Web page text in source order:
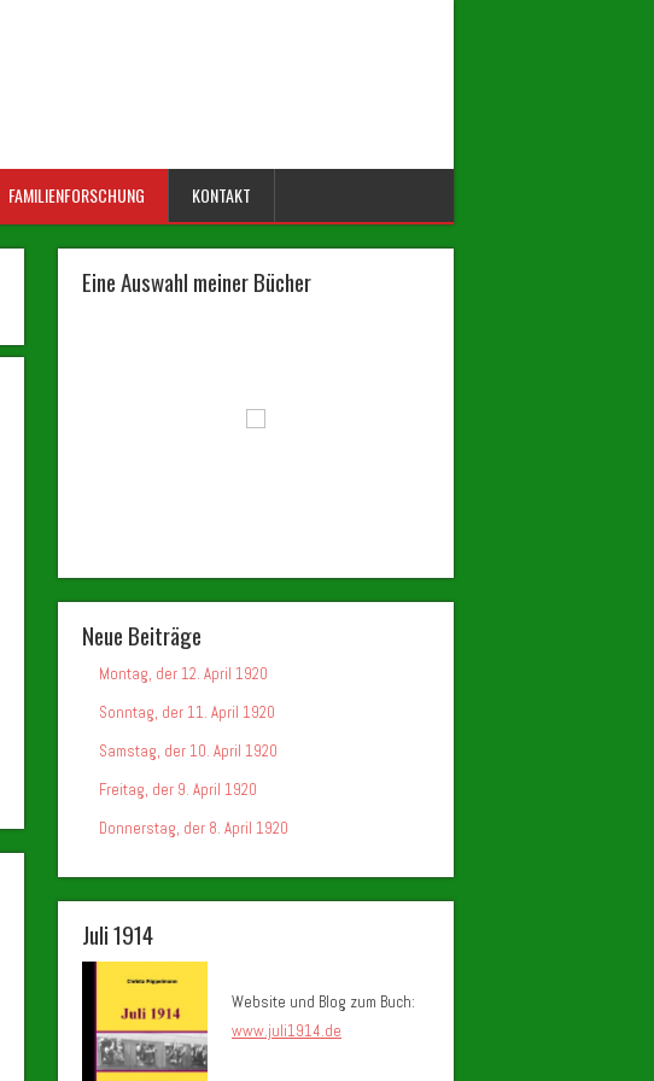
FAMILIENFORSCHUNG KONTAKT
Eine Auswahl meiner Bücher
Neue Beiträge
Montag, der 12. April 1920
Sonntag, der 11. April 1920
Samstag, der 10. April 1920
Freitag, der 9. April 1920
Donnerstag, der 8. April 1920
Juli 1914
Website und Blog zum Buch:
www.juli1914.de